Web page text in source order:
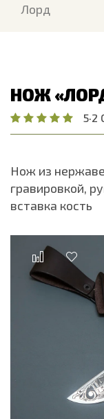
Лорд
НОЖ
5·2
Нож из
гравировкой,
вставка кость